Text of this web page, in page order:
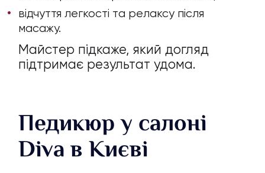
відчуття легкості та релаксу після
масажу.
Майстер підкаже, який догляд
підтримає результат удома.
Педикюр у салоні
Diva в Києві